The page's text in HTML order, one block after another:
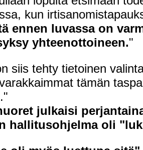
kun
ennen luvassa on
yhteenottoineen."
siis tehty tietoinen
tämän
julkaisi
hallitusohjelma oli